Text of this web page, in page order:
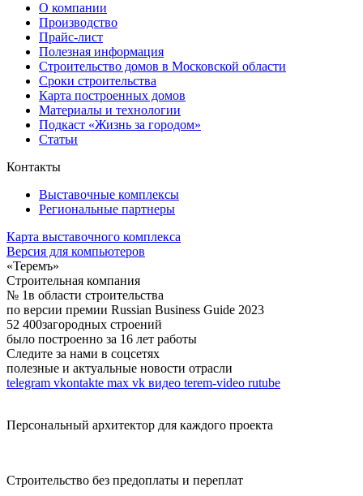
О компании
Производство
Прайс-лист
Полезная информация
Строительство домов в Московской области
Сроки строительства
Карта построенных домов
Материалы и технологии
Подкаст «Жизнь за городом»
Статьи
Контакты
Выставочные комплексы
Региональные партнеры
Карта выставочного комплекса
Версия для компьютеров
«Теремъ»
Строительная компания
№ 1в области строительства
по версии премии Russian Business Guide 2023
52 400загородных строений
было построенно за 16 лет работы
Следите за нами в соцсетях
полезные и актуальные новости отрасли
telegram vkontakte max vk видео terem-video rutube
Персональный архитектор для каждого проекта
Строительство без предоплаты и переплат